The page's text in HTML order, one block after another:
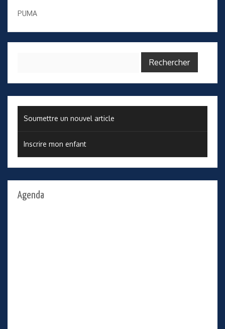
PUMA
Soumettre un nouvel article
Inscrire mon enfant
Agenda